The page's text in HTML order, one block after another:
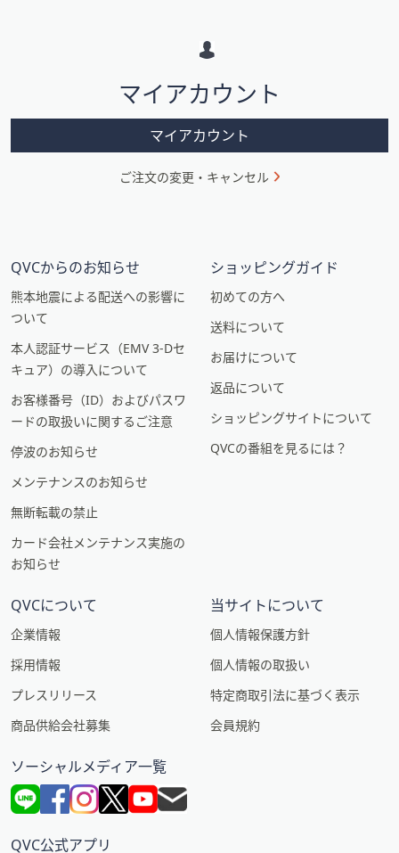
ン
マイアカウント
マイアカウント
ご注文の変更・キャンセル
QVCからのお知らせ
熊本地震による配送への影響に
ついて
本人認証サービス（EMV 3-Dセ
キュア）の導入について
お客様番号（ID）およびパスワ
ードの取扱いに関するご注意
停波のお知らせ
メンテナンスのお知らせ
無断転載の禁止
カード会社メンテナンス実施の
お知らせ
ショッピングガイド
初めての方へ
送料について
お届けについて
返品について
ショッピングサイトについて
QVCの番組を見るには？
QVCについて
企業情報
採用情報
プレスリリース
商品供給会社募集
当サイトについて
個人情報保護方針
個人情報の取扱い
特定商取引法に基づく表示
会員規約
ソーシャルメディア一覧
QVC公式アプリ